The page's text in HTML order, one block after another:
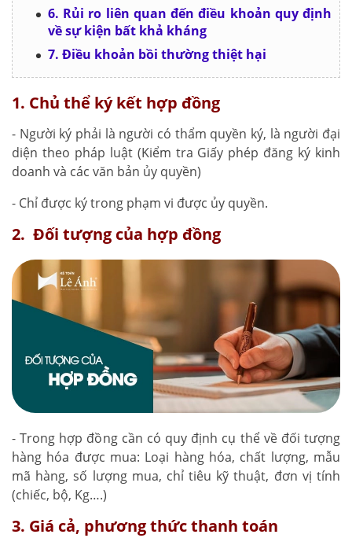
6. Rủi ro liên quan đến điều khoản quy định
về sự kiện bất khả kháng
7. Điều khoản bồi thường thiệt hại
1. Chủ thể ký kết hợp đồng
- Người ký phải là người có thẩm quyền ký, là người đại
diện theo pháp luật (Kiểm tra Giấy phép đăng ký kinh
doanh và các văn bản ủy quyền)
- Chỉ được ký trong phạm vi được ủy quyền.
2. Đối tượng của hợp đồng
- Trong hợp đồng cần có quy định cụ thể về đối tượng
hàng hóa được mua: Loại hàng hóa, chất lượng, mẫu
mã hàng, số lượng mua, chỉ tiêu kỹ thuật, đơn vị tính
(chiếc, bộ, Kg….)
3. Giá cả, phương thức thanh toán